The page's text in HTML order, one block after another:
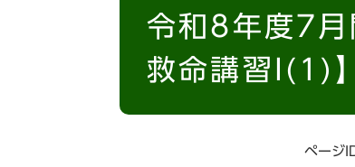
令和8年度7月
救命講習I(1)】
ページ